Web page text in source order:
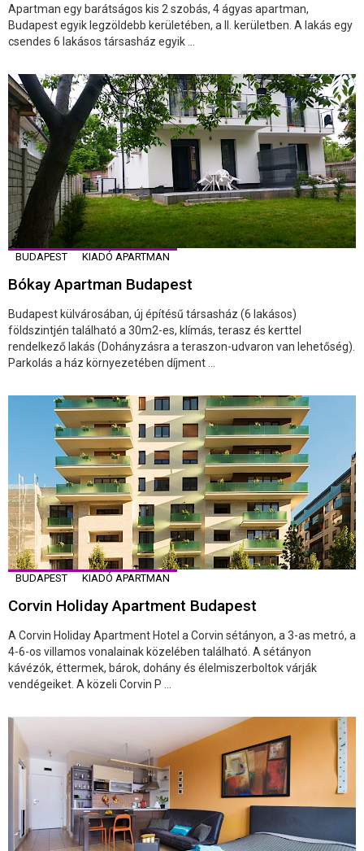
Apartman egy barátságos kis 2 szobás, 4 ágyas apartman,
Budapest egyik legzöldebb kerületében, a II. kerületben. A lakás egy
csendes 6 lakásos társasház egyik ...
BUDAPEST KIADÓ APARTMAN
Bókay Apartman Budapest
Budapest külvárosában, új építésű társasház (6 lakásos)
földszintjén található a 30m2-es, klímás, terasz és kerttel
rendelkező lakás (Dohányzásra a teraszon-udvaron van lehetőség).
Parkolás a ház környezetében díjment ...
BUDAPEST KIADÓ APARTMAN
Corvin Holiday Apartment Budapest
A Corvin Holiday Apartment Hotel a Corvin sétányon, a 3-as metró, a
4-6-os villamos vonalainak közelében található. A sétányon
kávézók, éttermek, bárok, dohány és élelmiszerboltok várják
vendégeiket. A közeli Corvin P ...